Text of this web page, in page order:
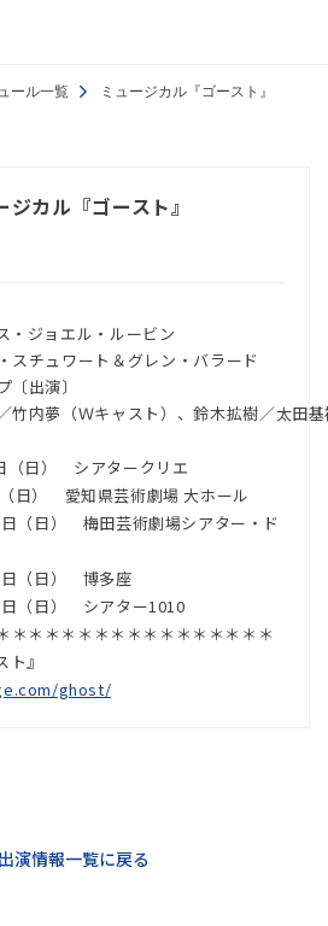
ール一覧 ミュージカル『ゴースト』
カル『ゴースト』
・ジョエル・ルービン
スチュワート＆グレン・バラード
〔出演〕
竹内夢（Ｗキャスト）、鈴木拡樹／太田
（日） シアタークリエ
日） 愛知県芸術劇場 大ホール
（日） 梅田芸術劇場シアター・ド
日（日） 博多座
（日） シアター1010
＊＊＊＊＊＊＊＊＊＊＊＊＊＊＊＊
』
ghost/
出演情報一覧に戻る